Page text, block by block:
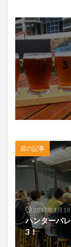
前の記事
2017年1月19
ハンターバ
3！